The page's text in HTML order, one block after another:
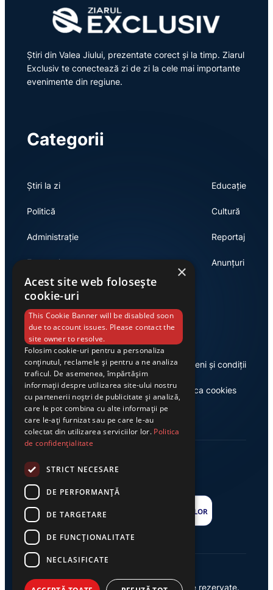
Știri din Valea Jiului, prezentate corect și la timp. Ziarul
Exclusiv te conectează zi de zi la cele mai importante
evenimente din regiune.
Categorii
Știri la zi
Politică
Administrație
Economie
Educație
Cultură
Reportaj
Anunțuri
Link-uri utile
Despre noi
Casa de editură Exclusiv
Termeni și condiții
Politica cookies
© 2026 Ziarul Exclusiv – Toate drepturile rezervate.
×
Acest site web folosește
cookie-uri
This Cookie Banner will be disabled soon
due to account issues. Please contact the
site owner to resolve.
Folosim cookie-uri pentru a personaliza
conținutul, reclamele și pentru a ne analiza
traficul. De asemenea, împărtășim
informații despre utilizarea site-ului nostru
cu partenerii noștri de publicitate și analiză,
care le pot combina cu alte informații pe
care le-ați furnizat sau pe care le-au
colectat din utilizarea serviciilor lor. Politica
de confidențialitate
STRICT NECESARE
DE PERFORMANȚĂ
DE TARGETARE
DE FUNCŢIONALITATE
NECLASIFICATE